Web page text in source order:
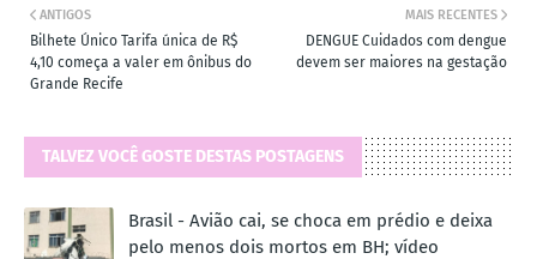
MAIS RECENTES
DENGUE Cuidados com dengue
devem ser maiores na gestação
ANTIGOS
Bilhete Único Tarifa única de R$
4,10 começa a valer em ônibus do
Grande Recife
TALVEZ VOCÊ GOSTE DESTAS POSTAGENS
Brasil - Avião cai, se choca em prédio e deixa
pelo menos dois mortos em BH; vídeo